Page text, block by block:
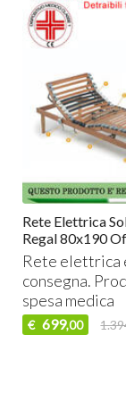
Rete Elettrica
Regal 80x190
Rete elettrica
consegna.
spesa medica
€ 699,00